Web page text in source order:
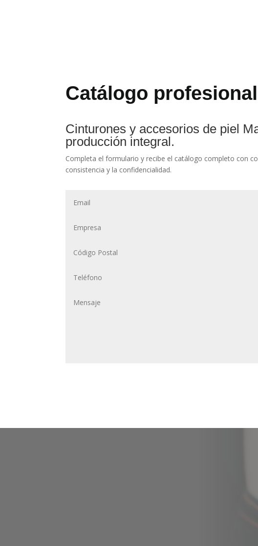
Catálogo
Cinturones y accesorios de piel
producción integral.
Completa el formulario y recibe el catálogo completo con
consistencia y la confidencialidad.